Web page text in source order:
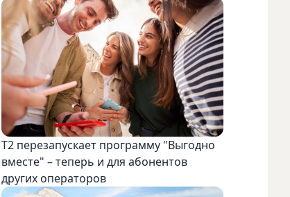
Т2 перезапускает программу "Выгодно
вместе" – теперь и для абонентов
других операторов